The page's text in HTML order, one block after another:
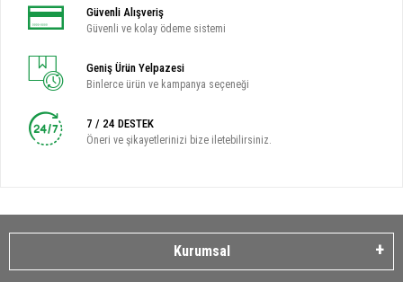
Güvenli Alışveriş
Güvenli ve kolay ödeme sistemi
Geniş Ürün Yelpazesi
Binlerce ürün ve kampanya seçeneği
7 / 24 DESTEK
Öneri ve şikayetlerinizi bize iletebilirsiniz.
Kurumsal